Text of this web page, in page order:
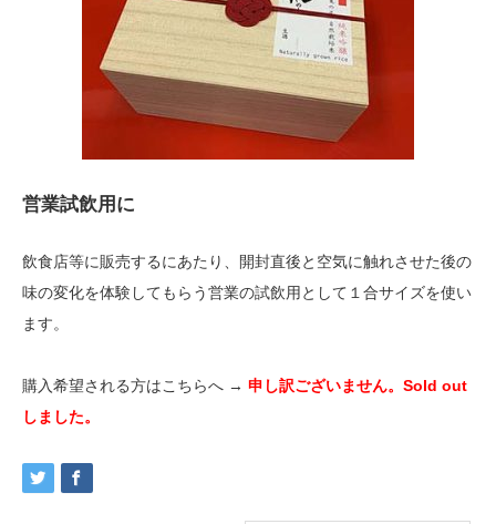
営業試飲用に
飲食店等に販売するにあたり、開封直後と空気に触れさせた後の
味の変化を体験してもらう営業の試飲用として１合サイズを使い
ます。
購入希望される方はこちらへ → 申し訳ございません。 Sold out
しました。